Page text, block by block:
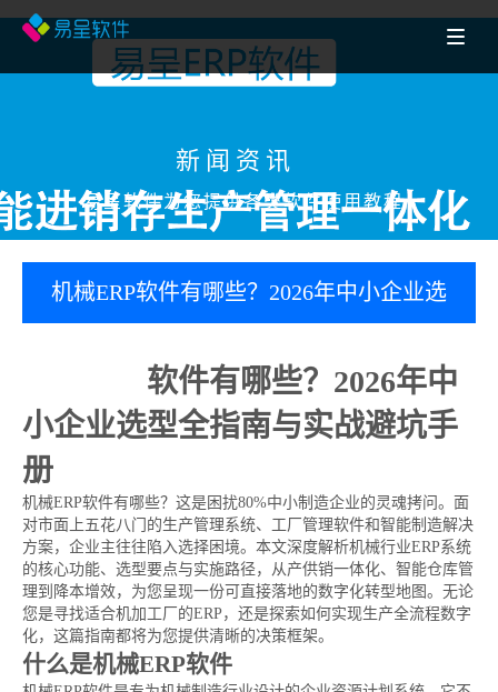
新闻资讯
易呈软件为您提供各类软件使用教程
机械ERP软件有哪些？2026年中小企业选
软件有哪些？2026年中
小企业选型全指南与实战避坑手
册
机械ERP软件有哪些？这是困扰80%中小制造企业的灵魂拷问。面
对市面上五花八门的生产管理系统、工厂管理软件和智能制造解决
方案，企业主往往陷入选择困境。本文深度解析机械行业ERP系统
的核心功能、选型要点与实施路径，从产供销一体化、智能仓库管
理到降本增效，为您呈现一份可直接落地的数字化转型地图。无论
您是寻找适合机加工厂的ERP，还是探索如何实现生产全流程数字
化，这篇指南都将为您提供清晰的决策框架。
什么是机械ERP软件